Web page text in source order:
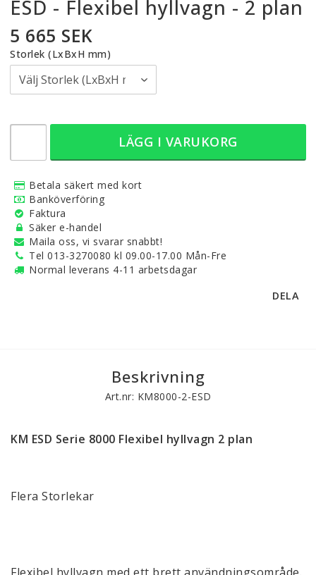
ESD - Flexibel hyllvagn - 2 plan
5 665 SEK
Storlek (LxBxH mm)
LÄGG I VARUKORG
Betala säkert med kort
Banköverföring
Faktura
Säker e-handel
Maila oss, vi svarar snabbt!
Tel 013-3270080 kl 09.00-17.00 Mån-Fre
Normal leverans 4-11 arbetsdagar
DELA
Beskrivning
Art.nr: KM8000-2-ESD
KM ESD Serie 8000 Flexibel hyllvagn 2 plan
Flera Storlekar